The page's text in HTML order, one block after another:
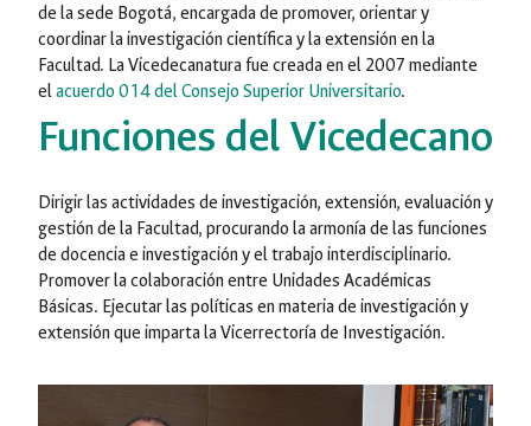
de la sede Bogotá, encargada de promover, orientar y
coordinar la investigación científica y la extensión en la
Facultad. La Vicedecanatura fue creada en el 2007 mediante
elacuerdo 014 del Consejo Superior Universitario.
Funciones del Vicedecano
Dirigir las actividades de investigación, extensión, evaluación y
gestión de la Facultad, procurando la armonía de las funciones
de docencia e investigación y el trabajo interdisciplinario.
Promover la colaboración entre Unidades Académicas
Básicas. Ejecutar las políticas en materia de investigación y
extensión que imparta la Vicerrectoría de Investigación.